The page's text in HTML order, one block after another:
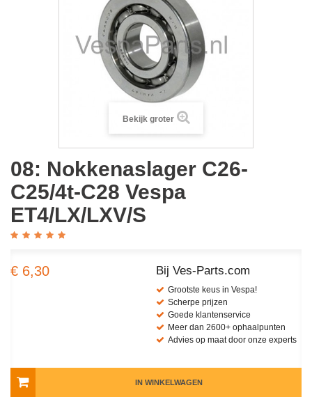
Bekijk groter
08: Nokkenaslager C26-
C25/4t-C28 Vespa
ET4/LX/LXV/S
€ 6,30 Bij Ves-Parts.com
Grootste keus in Vespa!
Scherpe prijzen
Goede klantenservice
Meer dan 2600+ ophaalpunten
Advies op maat door onze experts
IN WINKELWAGEN